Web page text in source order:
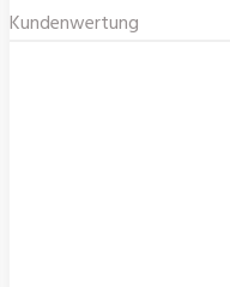
Kundenwertung